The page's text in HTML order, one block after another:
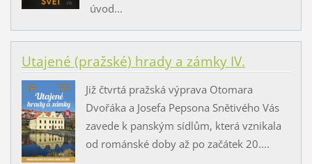
úvod...
Utajené (pražské) hrady a zámky IV.
Již čtvrtá pražská výprava Otomara
Dvořáka a Josefa Pepsona Snětivého Vás
zavede k panským sídlům, která vznikala
od románské doby až po začátek 20....